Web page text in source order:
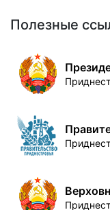
Полезные